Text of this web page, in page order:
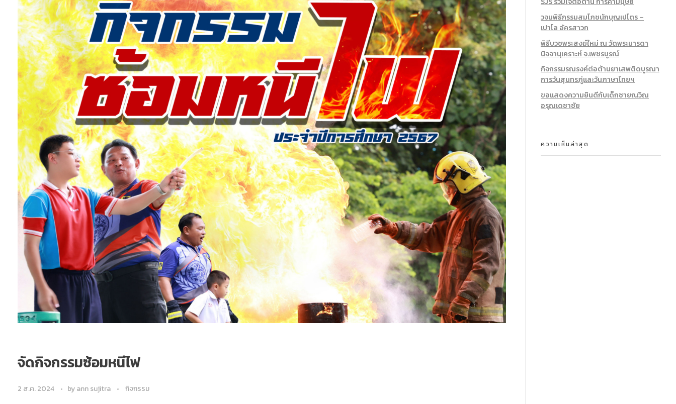
จัดกิจกรรมซ้อมหนีไฟ
2 ส.ค. 2024 byann sujitra กิจกรรม
วจนพิธีกรรมสมโภชนักบุญเปโตร –
เปาโล อัครสาวก
พิธีบวชพระสงฆ์ใหม่ ณ วัดพระมารดา
นิจจานุเคราะห์ จ.เพชรบูรณ์
กิจกรรมรณรงค์ต่อต้านยาเสพติดบูรณา
การวันสุนทรภู่และวันภาษาไทยฯ
ขอแสดงความยินดีก้บเด็กชายณวิณ
อรุณเดชาชัย
ความเห็นล่าสุด